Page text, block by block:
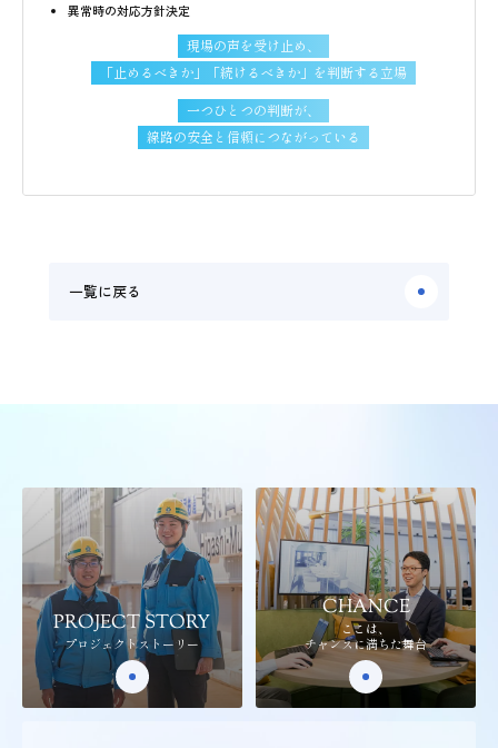
異常時の対応方針決定
現場の声を受け止め、
「止めるべきか」「続けるべきか」を判断する立場
一つひとつの判断が、
線路の安全と信頼につながっている
一覧に戻る
PROJECT STORY
プロジェクトストーリー
CHANCE
ここは、
チャンスに満ちた舞台